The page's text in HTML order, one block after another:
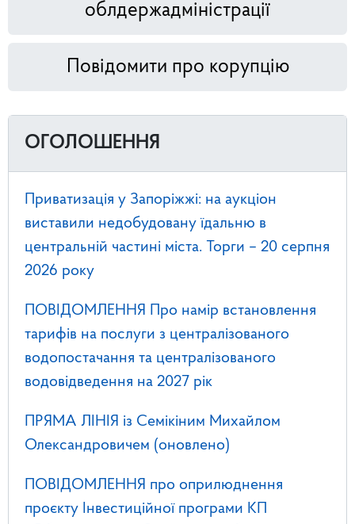
облдержадміністрації
Повідомити про корупцію
ОГОЛОШЕННЯ
Приватизація у Запоріжжі: на аукціон
виставили недобудовану їдальню в
центральній частині міста. Торги – 20 серпня
2026 року
ПОВІДОМЛЕННЯ Про намір встановлення
тарифів на послуги з централізованого
водопостачання та централізованого
водовідведення на 2027 рік
ПРЯМА ЛІНІЯ із Семікіним Михайлом
Олександровичем (оновлено)
ПОВІДОМЛЕННЯ про оприлюднення
проєкту Інвестиційної програми КП